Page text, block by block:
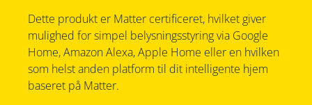
Dette produkt er Matter certificeret, hvilket giver
mulighed for simpel belysningsstyring via Google
Home, Amazon Alexa, Apple Home eller en hvilken
som helst anden platform til dit intelligente hjem
baseret på Matter.